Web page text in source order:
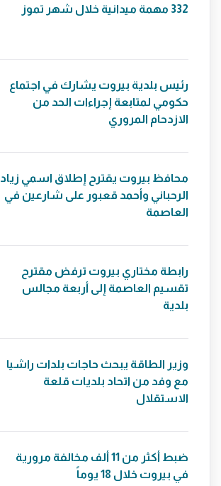
332 مهمة ميدانية خلال شهر تموز
رئيس بلدية بيروت يشارك في اجتماع
حكومي لمتابعة إجراءات الحد من
الازدحام المروري
محافظ بيروت يقترح إطلاق اسمي زياد
الرحباني وأحمد قعبور على شارعين في
العاصمة
رابطة مختاري بيروت ترفض مقترح
تقسيم العاصمة إلى أربعة مجالس
بلدية
وزير الطاقة يبحث حاجات بلدات راشيا
مع وفد من اتحاد بلديات قلعة
الاستقلال
ضبط أكثر من 11 ألف مخالفة مرورية
في بيروت خلال 18 يوماً